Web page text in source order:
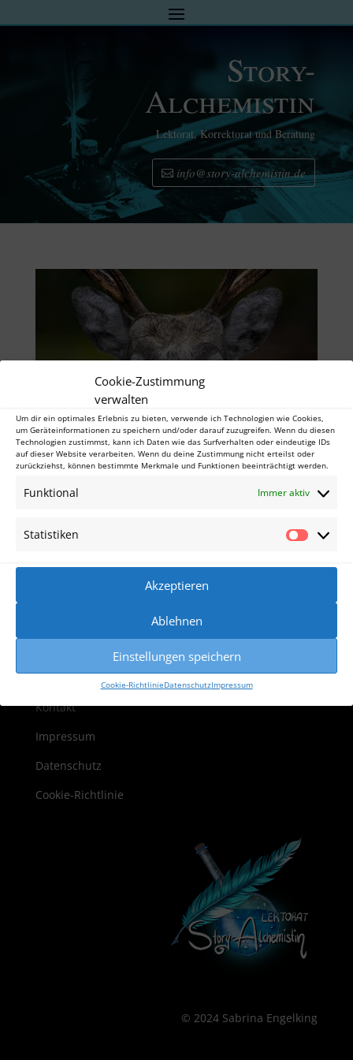
Cookie-Zustimmung
verwalten
Um dir ein optimales Erlebnis zu bieten, verwende ich Technologien wie Cookies,
um Geräteinformationen zu speichern und/oder darauf zuzugreifen. Wenn du diesen
Technologien zustimmst, kann ich Daten wie das Surfverhalten oder eindeutige IDs
auf dieser Website verarbeiten. Wenn du deine Zustimmung nicht erteilst oder
zurückziehst, können bestimmte Merkmale und Funktionen beeinträchtigt werden.
Funktional Immer aktiv
Statistiken
Akzeptieren
Ablehnen
Einstellungen speichern
Cookie-RichtlinieDatenschutzImpressum
Story-
Alchemistin
Lektorat, Korrektorat und Beratung
info@story-alchemistin.de
vonSabrina Engelking
Der Pitch – (kein) Hexenwerk? Was einen starken
Pitch für deinen Roman ausmacht Die Frage, worum
schonmal ordentlich aus der Bahn geworfen. Dabei
sollten wir die Antwort doch genau kennen, oder
Kontakt
Impressum
Datenschutz
Cookie-Richtlinie
© 2024 Sabrina Engelking